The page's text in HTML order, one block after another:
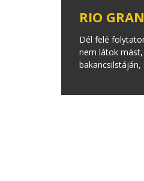
RIO
Dél felé
nem látok